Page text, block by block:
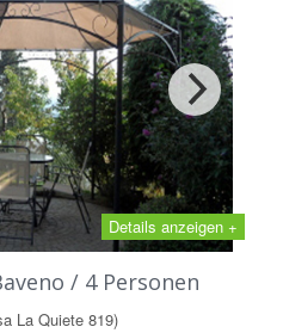
Details anzeigen +
/ 4 Personen
La Quiete 819)